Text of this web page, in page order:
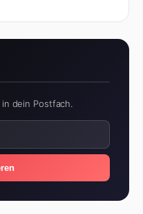
dein Postfach.